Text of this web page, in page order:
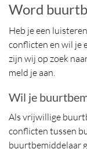
Word
Heb je een
conflicten en wil je
zijn wij op zoek
meld je aan.
Wil je
Als vrijwillige
conflicten tussen
buurtbemiddelaar